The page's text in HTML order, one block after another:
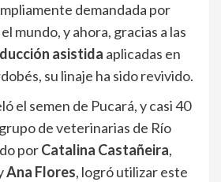
demandada por
mundo, y ahora, gracias a las
asistida aplicadas en
su linaje ha sido revivido.
el semen de Pucará, y casi 40
de veterinarias de Río
porCatalina Castañeira,
Ana Flores, logró utilizar este